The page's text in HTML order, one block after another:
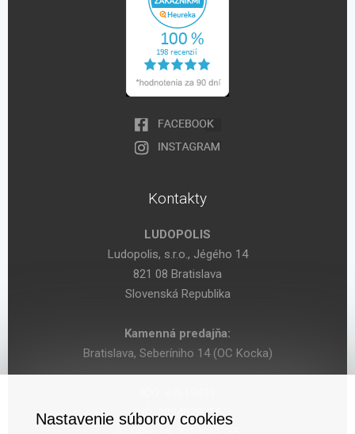
Kontakty
LUDOPOLIS
Ludopolis, s.r.o., Jégého 14
821 08 Bratislava
Slovenská Republika
Kamenná predajňa:
Bratislava, Seberíniho 14 (OC Kocka)
DIČ: 2024029755
Nastavenie súborov cookies